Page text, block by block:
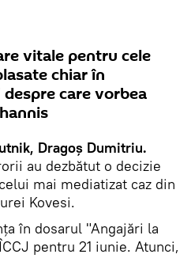
vitale pentru cele
chiar în
care vorbea
Dragoș Dumitriu.
au dezbătut o decizie
mai mediatizat caz din
Kovesi.
în dosarul "Angajări la
pentru 21 iunie. Atunci,